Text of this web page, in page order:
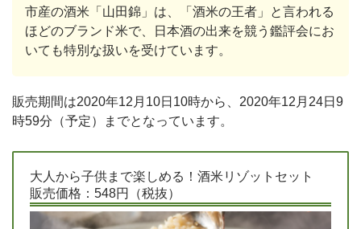
市産の酒米「山田錦」は、「酒米の王者」と言われる
ほどのブランド米で、日本酒の出来を競う鑑評会にお
いても特別な扱いを受けています。
販売期間は2020年12月10日10時から、2020年12月24日9
時59分（予定）までとなっています。
大人から子供まで楽しめる！酒米リゾットセット
販売価格：548円（税抜）